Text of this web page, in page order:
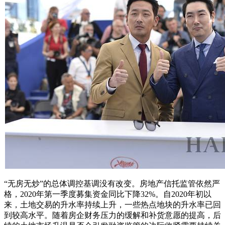
“无房无炒”的总体调控基调没有改变。房地产信托监管依然严
格，2020年第一季度募集资金同比下降32%。自2020年初以
来，土地交易的升水率持续上升，一些热点地块的升水率已回
到较高水平。随着房企财务压力的缓解和补货意愿的提高，后